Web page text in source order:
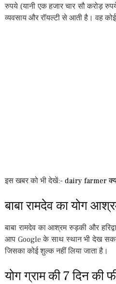
रुपये (यानी एक हजार चार सौ करोड़
व्यवसाय और रॉयल्टी से आती है। वह
इस खबर को भी देखें:- dairy farmer
बाबा रामदेव का योग
बाबा रामदेव का आश्रम रुड़की और
आप Google के साथ स्थान भी देख सकते
जिसका कोई शुल्क नहीं लिया जाता है।
योग ग्राम की 7 दिन की